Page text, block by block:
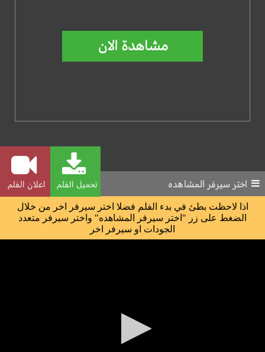
تحميل الفلم اعلان الفلم اختر سيرفر المشاهده
اذا لاحظت بطئ في بدء الفلم فضلا اختر سيرفر اخر من خلال
الضغط على زر "اختر سيرفر المشاهده" واختر سيرفر متعدد
الجودات او سيرفر اخر